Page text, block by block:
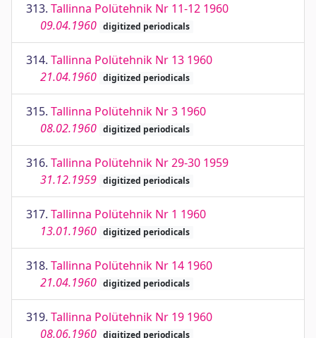
313. Tallinna Polütehnik Nr 11-12 1960
09.04.1960 digitized periodicals
314. Tallinna Polütehnik Nr 13 1960
21.04.1960 digitized periodicals
315. Tallinna Polütehnik Nr 3 1960
08.02.1960 digitized periodicals
316. Tallinna Polütehnik Nr 29-30 1959
31.12.1959 digitized periodicals
317. Tallinna Polütehnik Nr 1 1960
13.01.1960 digitized periodicals
318. Tallinna Polütehnik Nr 14 1960
21.04.1960 digitized periodicals
319. Tallinna Polütehnik Nr 19 1960
08.06.1960 digitized periodicals